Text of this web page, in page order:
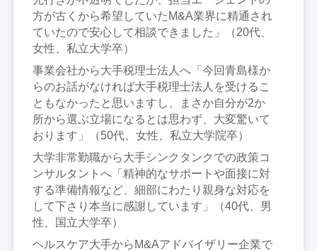
方が古くから希望していたM&A業界に精通され
ていたので安心して相談できました」（20代、
女性、私立大学卒）
事業会社から大手税理士法人へ「今回青島様か
らのお話がなければ大手税理士法人を受けるこ
ともなかったと思いますし、まさか自分が2か
所から選ぶ立場になるとは思わず、大変驚いて
おります」（50代、女性、私立大学院卒）
大学非常勤職から大手シンクタンクでの政策コ
ンサルタントへ「精神的なサポートや面接に対
する準備情報など、細部にわたり親身な対応を
して下さり本当に感謝しています」（40代、男
性、国立大学卒）
ヘルスケア大手からM&Aアドバイザリー企業で